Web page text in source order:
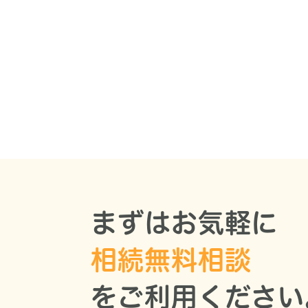
まずはお気軽に
相続無料相談
をご利用くださ